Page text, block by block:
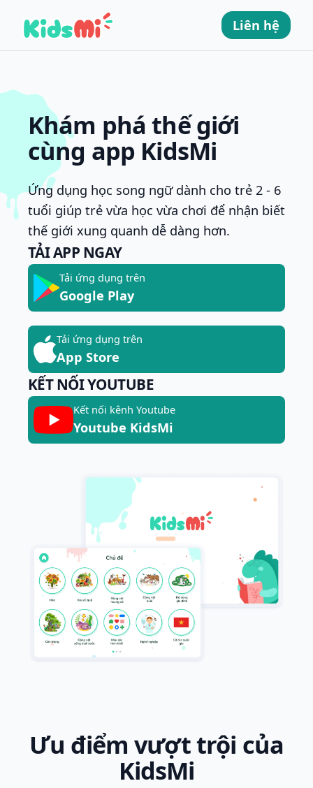
Astro
Liên hệ
Khám phá thế giới
cùng app KidsMi
Ứng dụng học song ngữ dành cho trẻ 2 - 6
tuổi giúp trẻ vừa học vừa chơi để nhận biết
thế giới xung quanh dễ dàng hơn.
TẢI APP NGAY
Tải ứng dụng trên
Google Play
Tải ứng dụng trên
App Store
KẾT NỐI YOUTUBE
Kết nối kênh Youtube
Youtube KidsMi
Ưu điểm vượt trội của
KidsMi